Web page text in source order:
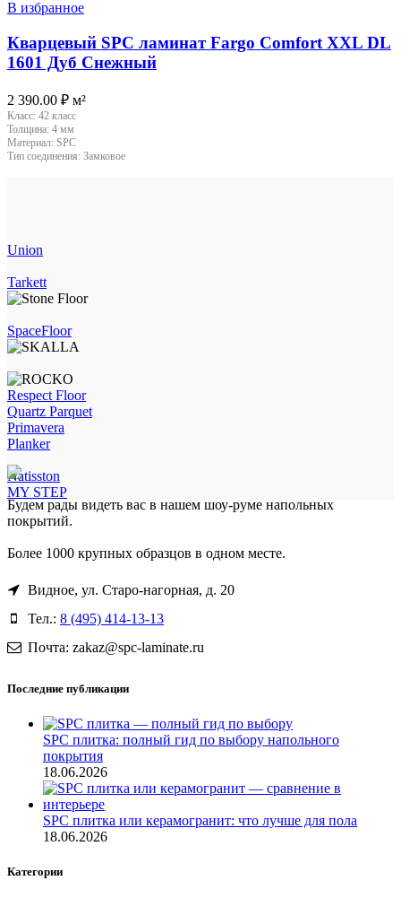
В избранное
Кварцевый SPC ламинат Fargo Comfort XXL DL
1601 Дуб Снежный
2 390.00 ₽ м²
Класс: 42 класс
Толщина: 4 мм
Материал: SPC
Тип соединения: Замковое
Union
Tarkett
SpaceFloor
Respect Floor
Quartz Parquet
Primavera
Planker
Natisston
MY STEP
Будем рады видеть вас в нашем шоу-руме напольных
покрытий.
Более 1000 крупных образцов в одном месте.
Видное, ул. Старо-нагорная, д. 20
Тел.: 8 (495) 414-13-13
Почта: zakaz@spc-laminate.ru
Последние публикации
SPC плитка: полный гид по выбору напольного
покрытия
18.06.2026
SPC плитка или керамогранит: что лучше для пола
18.06.2026
Категории